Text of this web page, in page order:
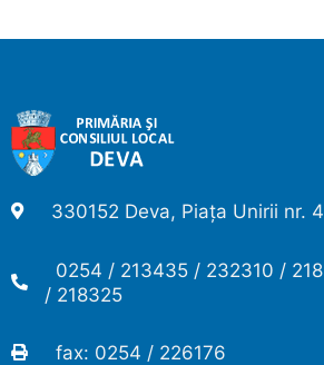
330152 Deva, Piața Unirii nr. 4
0254 / 213435 / 232310 /
/ 218325
fax: 0254 / 226176